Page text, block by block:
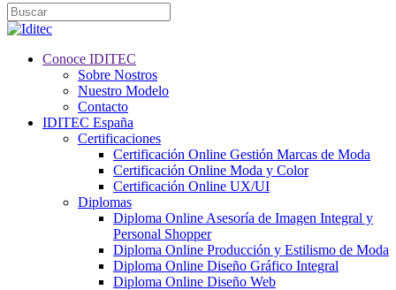
Conoce IDITEC
Sobre Nostros
Nuestro Modelo
Contacto
IDITEC España
Certificaciones
Certificación Online Gestión Marcas de Moda
Certificación Online Moda y Color
Certificación Online UX/UI
Diplomas
Diploma Online Asesoría de Imagen Integral y
Personal Shopper
Diploma Online Producción y Estilismo de Moda
Diploma Online Diseño Gráfico Integral
Diploma Online Diseño Web